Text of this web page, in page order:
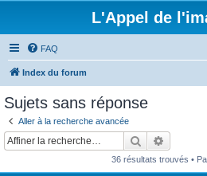
L'Appel de
FAQ
Index du forum
Sujets sans réponse
Aller à la recherche avancée
Rechercher
36 résultats trouvés •